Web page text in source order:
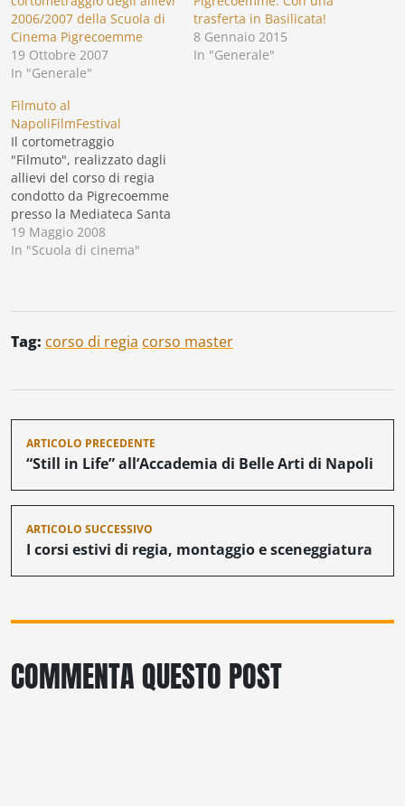
2006/2007 della Scuola di
Cinema Pigrecoemme
19 Ottobre 2007
In "Generale"
trasferta in Basilicata!
8 Gennaio 2015
In "Generale"
Filmuto al
NapoliFilmFestival
Il cortometraggio
"Filmuto", realizzato dagli
allievi del corso di regia
condotto da Pigrecoemme
presso la Mediateca Santa
Sofia del Comune di
Napoli, è stato selezionato
diretto dagli allievi del
piccolo…
19 Maggio 2008
In "Scuola di cinema"
Tag: corso di regia corso master
Navigazione
articoli
ARTICOLO PRECEDENTE
“Still in Life” all’Accademia di Belle Arti di Napoli
ARTICOLO SUCCESSIVO
I corsi estivi di regia, montaggio e sceneggiatura
COMMENTA QUESTO POST